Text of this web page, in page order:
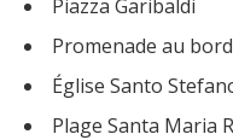
Piazza Garibaldi
Promenade au
Église Santo
Plage Santa Maria